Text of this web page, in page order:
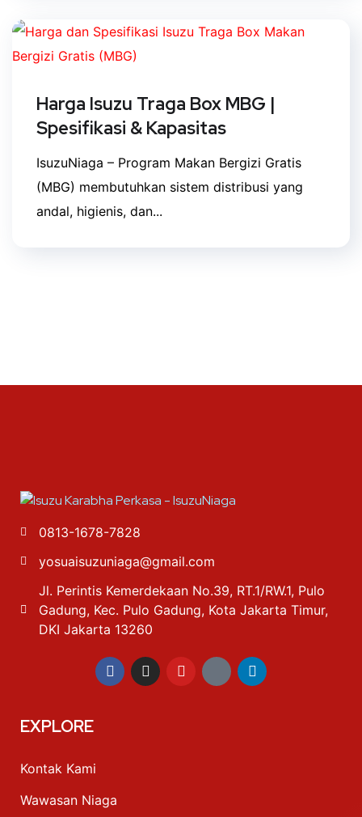
Harga Isuzu Traga Box MBG |
Spesifikasi & Kapasitas
IsuzuNiaga – Program Makan Bergizi Gratis
(MBG) membutuhkan sistem distribusi yang
andal, higienis, dan...
0813-1678-7828
yosuaisuzuniaga@gmail.com
Jl. Perintis Kemerdekaan No.39, RT.1/RW.1, Pulo
Gadung, Kec. Pulo Gadung, Kota Jakarta Timur,
DKI Jakarta 13260
EXPLORE
Kontak Kami
Wawasan Niaga